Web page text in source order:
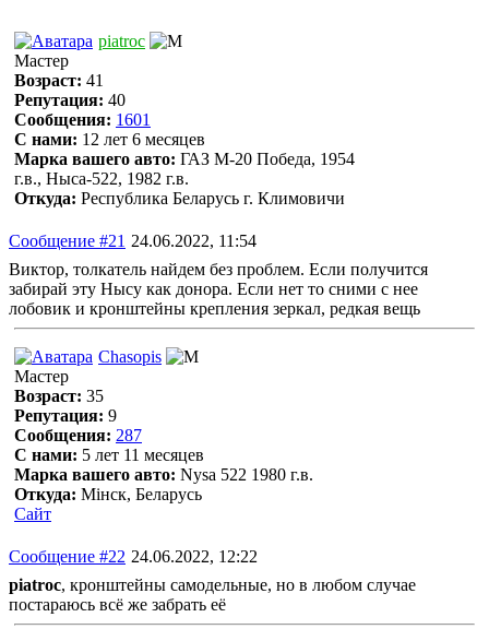
piatroc
Мастер
Возраст: 41
Репутация: 40
Сообщения: 1601
С нами: 12 лет 6 месяцев
Марка вашего авто: ГАЗ М-20 Победа, 1954
г.в., Ныса-522, 1982 г.в.
Откуда: Республика Беларусь г. Климовичи
Сообщение #21 24.06.2022, 11:54
Виктор, толкатель найдем без проблем. Если получится
забирай эту Нысу как донора. Если нет то сними с нее
лобовик и кронштейны крепления зеркал, редкая вещь
Chasopis
Мастер
Возраст: 35
Репутация: 9
Сообщения: 287
С нами: 5 лет 11 месяцев
Марка вашего авто: Nysa 522 1980 г.в.
Откуда: Мінск, Беларусь
Сайт
Сообщение #22 24.06.2022, 12:22
piatroc, кронштейны самодельные, но в любом случае
постараюсь всё же забрать её